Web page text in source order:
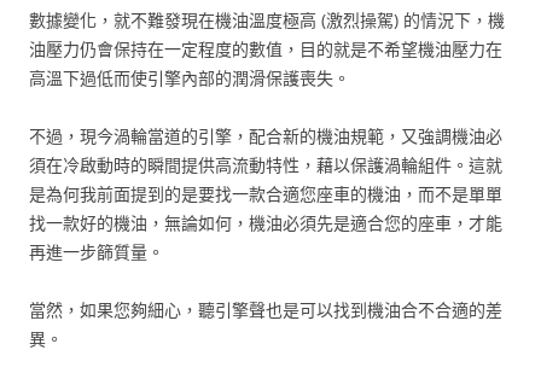
數據變化，就不難發現在機油溫度極高 (激烈操駕) 的情況下，機
油壓力仍會保持在一定程度的數值，目的就是不希望機油壓力在
高溫下過低而使引擎內部的潤滑保護喪失。
不過，現今渦輪當道的引擎，配合新的機油規範，又強調機油必
須在冷啟動時的瞬間提供高流動特性，藉以保護渦輪組件。這就
是為何我前面提到的是要找一款合適您座車的機油，而不是單單
找一款好的機油，無論如何，機油必須先是適合您的座車，才能
再進一步篩質量。
當然，如果您夠細心，聽引擎聲也是可以找到機油合不合適的差
異。